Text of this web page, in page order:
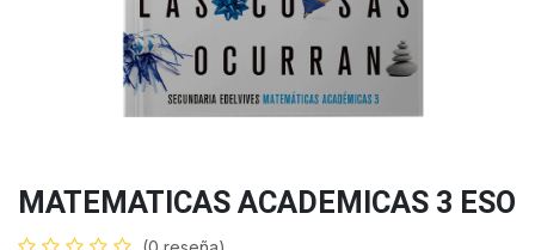
MATEMATICAS ACADEMICAS 3 ESO